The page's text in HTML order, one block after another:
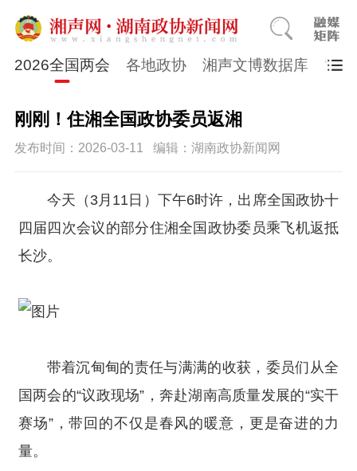
2026全国两会 各地政协 湘声文博数据库 “四
刚刚！住湘全国政协委员返湘
发布时间：2026-03-11 编辑：湖南政协新闻网
今天（3月11日）下午6时许，出席全国政协十
四届四次会议的部分住湘全国政协委员乘飞机返抵
长沙。
带着沉甸甸的责任与满满的收获，委员们从全
国两会的“议政现场”，奔赴湖南高质量发展的“实干
赛场”，带回的不仅是春风的暖意，更是奋进的力
量。